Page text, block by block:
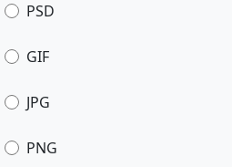
PSD
GIF
JPG
PNG